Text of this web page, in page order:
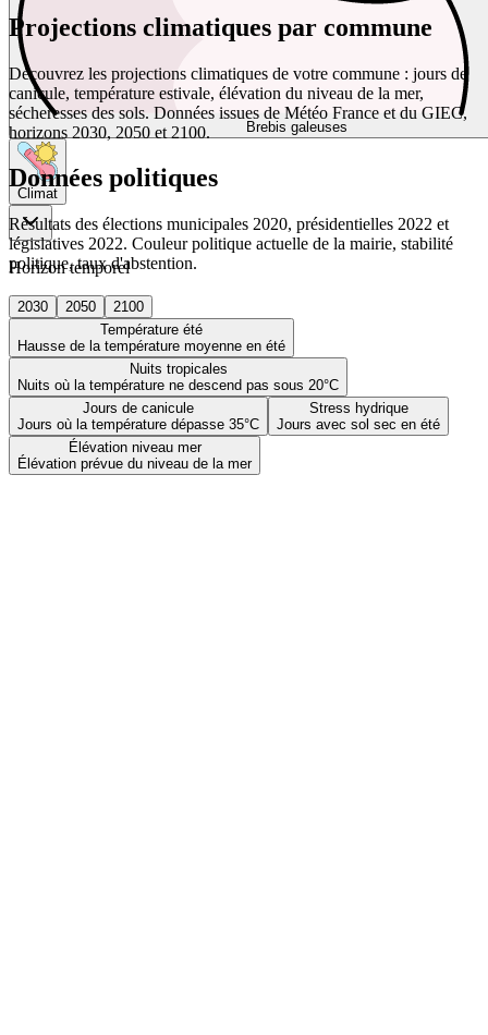
Brebis galeuses
Climat
Horizon temporel
2030 2050
2100
Température été
Hausse de la température moyenne en été
Nuits tropicales
Nuits où la température ne descend pas sous 20°C
Jours de canicule
Jours où la température dépasse 35°C
Stress hydrique
Jours avec sol sec en été
Élévation niveau mer
Élévation prévue du niveau de la mer
Projections climatiques par commune
Découvrez les projections climatiques de votre commune : jours de
canicule, température estivale, élévation du niveau de la mer,
sécheresses des sols. Données issues de Météo France et du GIEC,
horizons 2030, 2050 et 2100.
Données politiques
Résultats des élections municipales 2020, présidentielles 2022 et
législatives 2022. Couleur politique actuelle de la mairie, stabilité
politique, taux d'abstention.